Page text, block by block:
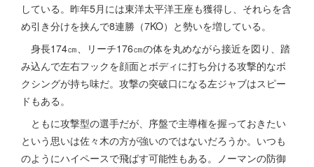
している。昨年5月には東洋太平洋王座も獲得し、それらを含
め引き分けを挟んで8連勝（7KO）と勢いを増している。
身長174㎝、リーチ176㎝の体を丸めながら接近を図り、踏
み込んで左右フックを顔面とボディに打ち分ける攻撃的なボ
クシングが持ち味だ。攻撃の突破口になる左ジャブはスピー
ドもある。
ともに攻撃型の選手だが、序盤で主導権を握っておきたい
という思いは佐々木の方が強いのではないだろうか。いつも
のようにハイペースで飛ばす可能性もある。ノーマンの防御